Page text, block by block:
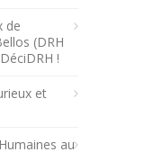
de
(DRH
!
et
au